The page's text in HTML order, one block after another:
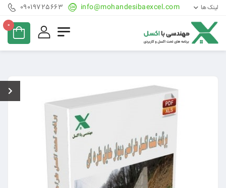
لینک ها 09019725663 info@mohandesibaexcel.com
0